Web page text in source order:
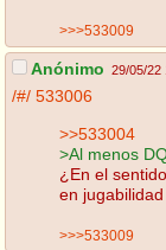
>>>533009
Anónimo 29/05/22
/#/ 533006
>>533004
>Al menos
¿En el
en
>>>533009